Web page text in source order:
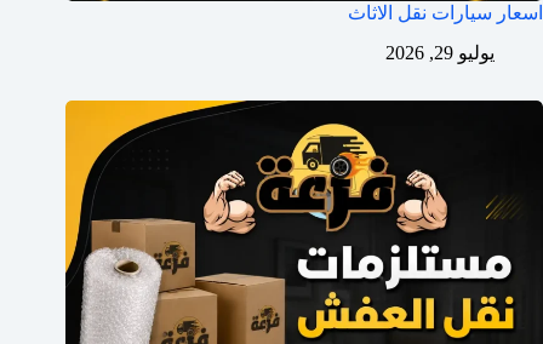
اسعار سيارات نقل الاثاث
يوليو 29, 2026